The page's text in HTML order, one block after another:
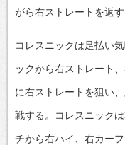
がら右ストレートを返す
コレスニックは足払い
ックから右ストレート
に右ストレートを狙い
戦する。コレスニック
チから右ハイ、右カー